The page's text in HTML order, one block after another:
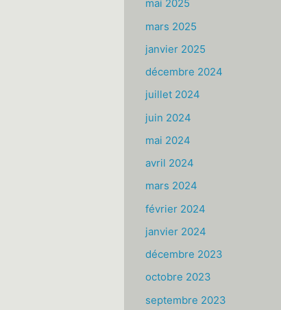
mai 2025
mars 2025
janvier 2025
décembre 2024
juillet 2024
juin 2024
mai 2024
avril 2024
mars 2024
février 2024
janvier 2024
décembre 2023
octobre 2023
septembre 2023